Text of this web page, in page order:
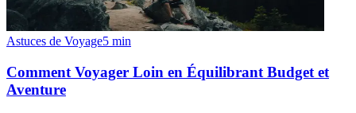
Astuces de Voyage5 min
Comment Voyager Loin en Équilibrant Budget et
Aventure